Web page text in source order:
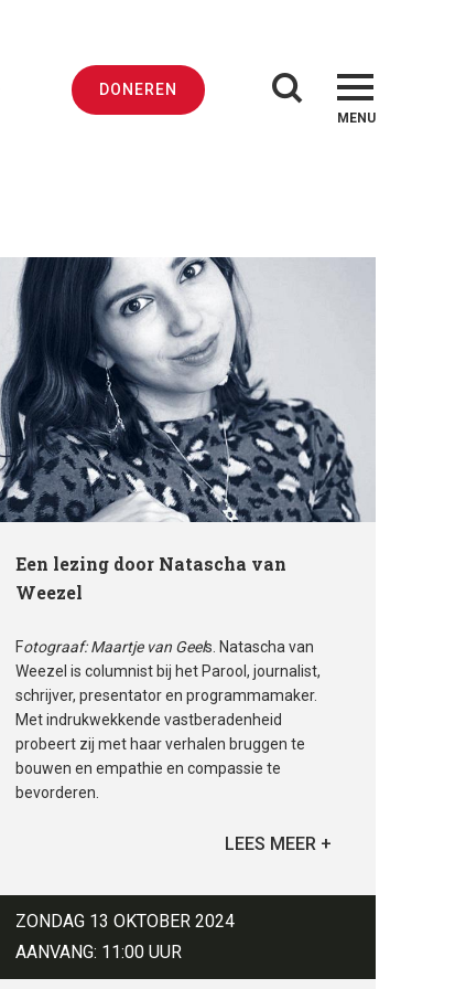
DONEREN
MENU
Een lezing door Natascha van
Weezel
Fotograaf: Maartje van Geels. Natascha van
Weezel is columnist bij het Parool, journalist,
schrijver, presentator en programmamaker.
Met indrukwekkende vastberadenheid
probeert zij met haar verhalen bruggen te
bouwen en empathie en compassie te
bevorderen.
ZONDAG 13 OKTOBER 2024
AANVANG: 11:00 UUR